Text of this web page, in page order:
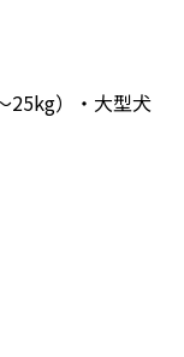
25kg）・大型犬